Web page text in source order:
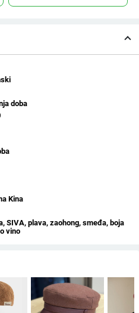
doba
Kina
SIVA, plava, zaohong, smeđa, boja
vino